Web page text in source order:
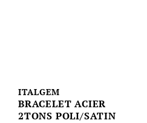
ITALGEM
BRACELET ACIER
2TONS POLI/SATIN